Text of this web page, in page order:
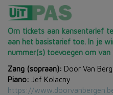
Om tickets aan kansentarief
aan het basistarief toe. In je
nummer(s) toevoegen om
Zang (sopraan): Door Van
Piano: Jef Kolacny
https://